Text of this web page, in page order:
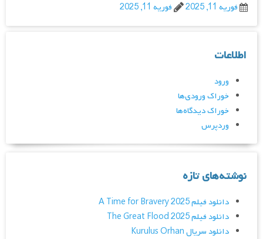
فوریه 11, 2025
فوریه 11, 2025
اطلاعات
ورود
خوراک ورودی‌ها
خوراک دیدگاه‌ها
وردپرس
نوشته‌های تازه
دانلود فیلم A Time for Bravery 2025
دانلود فیلم The Great Flood 2025
دانلود سریال Kurulus Orhan